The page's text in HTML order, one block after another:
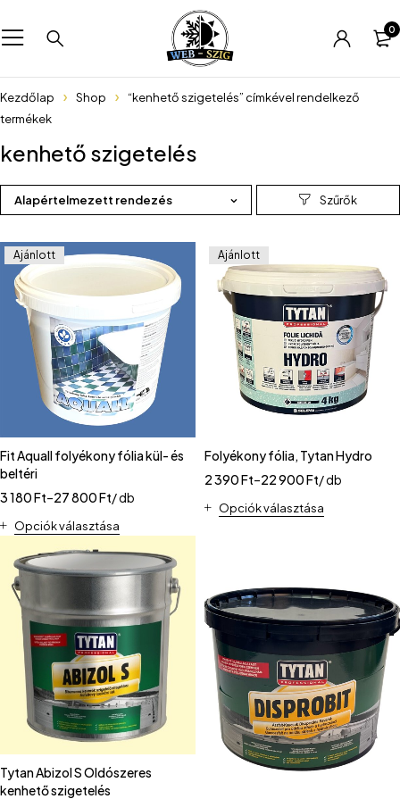
0
Kezdőlap Shop
“kenhető szigetelés” címkével rendelkező
termékek
kenhető szigetelés
Alapértelmezett rendezés
Ajánlott
Fit Aquall folyékony fólia kül- és
beltéri
3 180Ft–27 800Ft/ db
Opciók választása
Ajánlott
Folyékony fólia, Tytan Hydro
2 390Ft–22 900Ft/ db
Opciók választása
Tytan Abizol S Oldószeres
kenhető szigetelés